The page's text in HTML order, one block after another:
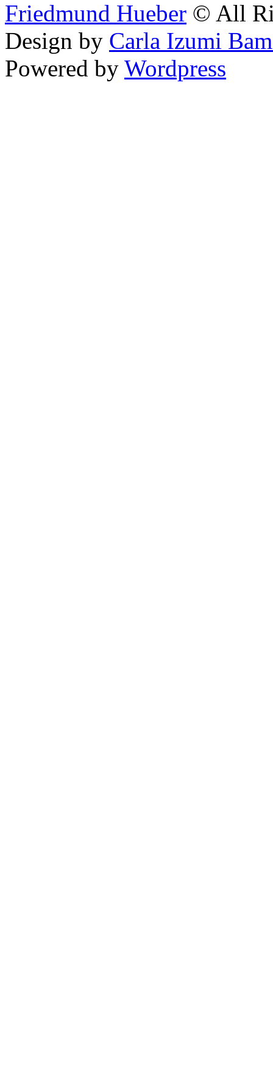
Friedmund Hueber © All
Design by Carla Izumi
Powered by Wordpress